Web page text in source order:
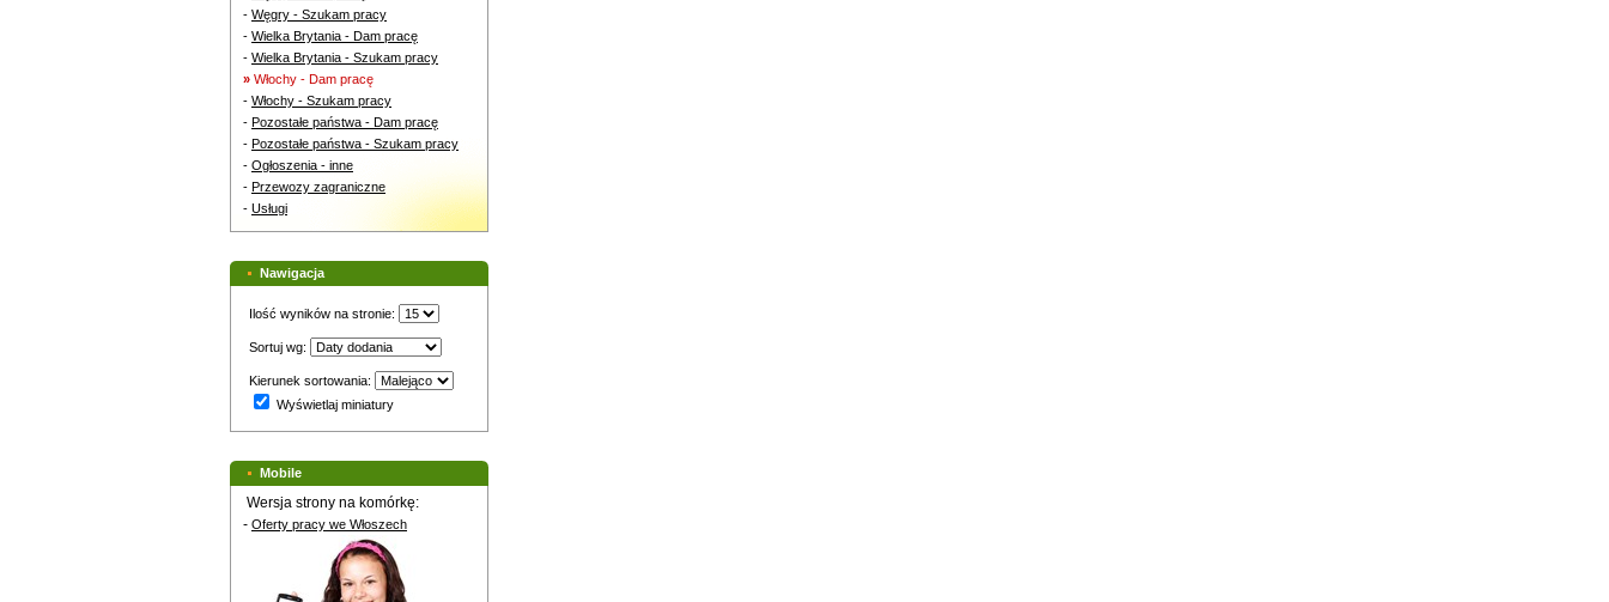
- Węgry - Szukam pracy
- Wielka Brytania - Dam pracę
- Wielka Brytania - Szukam pracy
» Włochy - Dam pracę
- Włochy - Szukam pracy
- Pozostałe państwa - Dam pracę
- Pozostałe państwa - Szukam pracy
- Ogłoszenia - inne
- Przewozy zagraniczne
- Usługi
Nawigacja
Ilość wyników na stronie:
Sortuj wg:
Kierunek sortowania:
Wyświetlaj miniatury
Mobile
Wersja strony na komórkę:
- Oferty pracy we Włoszech